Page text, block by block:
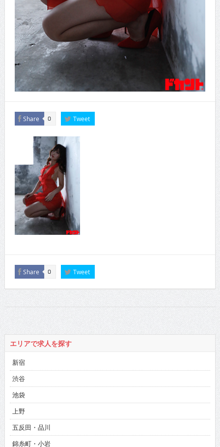
Share 0 Tweet
Share 0 Tweet
エリアで求人を探す
新宿
渋谷
池袋
上野
五反田・品川
錦糸町・小岩